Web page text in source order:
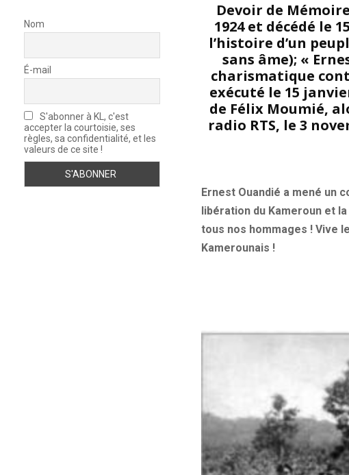
Devoir de
1924 et décédé le
l’histoire d’un
sans âme); «
charismatique
exécuté le 15
de Félix Moumié,
radio RTS, le 3
Ernest Ouandié a mené un
libération du Kameroun et
tous nos hommages ! Vive
Kamerounais !
Nom
É-mail
S'abonner à KL, c'est
accepter la courtoisie, ses
règles, sa confidentialité, et les
valeurs de ce site !